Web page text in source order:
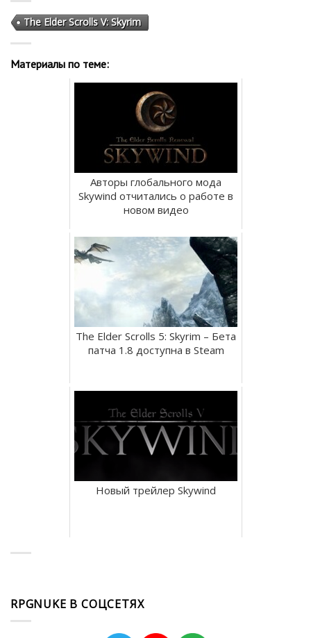
The Elder Scrolls V: Skyrim
Материалы по теме:
Авторы глобального мода
Skywind отчитались о работе в
новом видео
The Elder Scrolls 5: Skyrim – Бета
патча 1.8 доступна в Steam
Новый трейлер Skywind
RPGNUKE В СОЦСЕТЯХ